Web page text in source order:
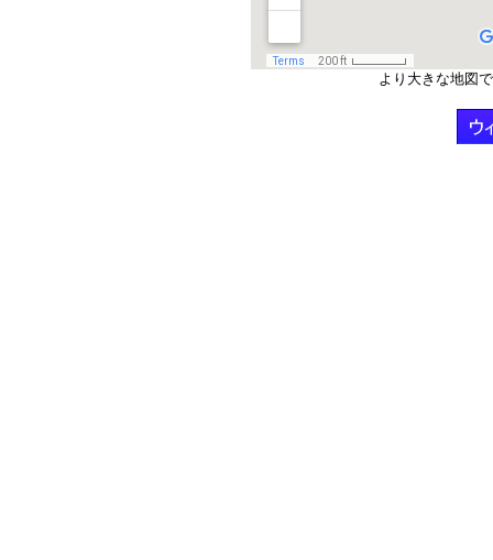
より大きな地図